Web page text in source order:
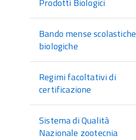
Prodotti Biologici
Bando mense scolastiche
biologiche
Regimi facoltativi di
certificazione
Sistema di Qualità
Nazionale zootecnia